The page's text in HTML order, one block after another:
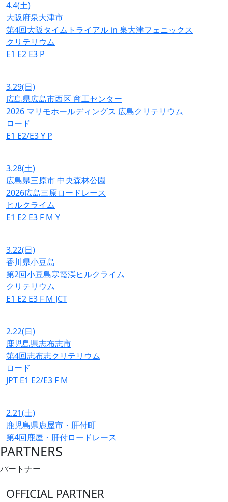
4.4(土)
大阪府泉大津市
第4回大阪タイムトライアル in 泉大津フェニックス
クリテリウム
E1 E2 E3 P
3.29(日)
広島県広島市西区 商工センター
2026 マリモホールディングス 広島クリテリウム
ロード
E1 E2/E3Y P
3.28(土)
広島県三原市 中央森林公園
2026広島三原ロードレース
ヒルクライム
E1 E2 E3 F M Y
3.22(日)
香川県小豆島
第2回小豆島寒霞渓ヒルクライム
クリテリウム
E1 E2 E3 F M JCT
2.22(日)
鹿児島県志布志市
第4回志布志クリテリウム
ロード
JPT E1 E2/E3 F M
2.21(土)
鹿児島県鹿屋市・肝付町
第4回鹿屋・肝付ロードレース
PARTNERS
パートナー
OFFICIAL PARTNER